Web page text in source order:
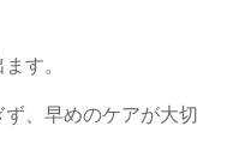
す。
、早めのケアが大切